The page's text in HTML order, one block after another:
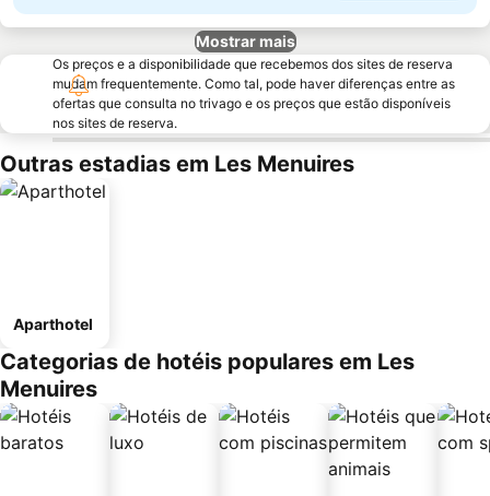
Mostrar mais
Os preços e a disponibilidade que recebemos dos sites de reserva
mudam frequentemente. Como tal, pode haver diferenças entre as
ofertas que consulta no trivago e os preços que estão disponíveis
nos sites de reserva.
Outras estadias em Les Menuires
Aparthotel
Categorias de hotéis populares em Les
Menuires